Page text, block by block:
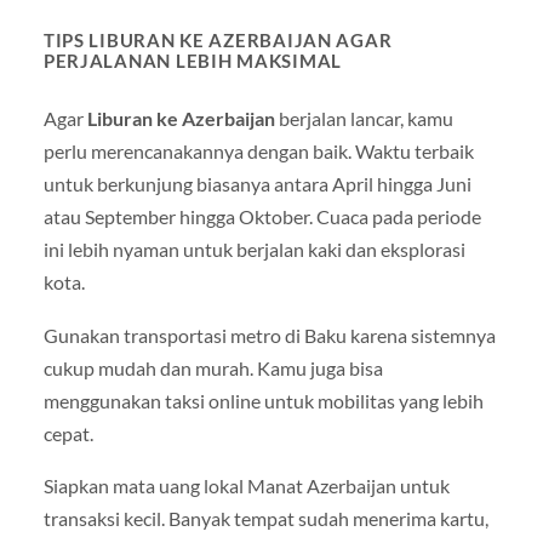
TIPS LIBURAN KE AZERBAIJAN AGAR
PERJALANAN LEBIH MAKSIMAL
Agar Liburan ke Azerbaijanberjalan lancar, kamu
perlu merencanakannya dengan baik. Waktu terbaik
untuk berkunjung biasanya antara April hingga Juni
atau September hingga Oktober. Cuaca pada periode
ini lebih nyaman untuk berjalan kaki dan eksplorasi
kota.
Gunakan transportasi metro di Baku karena sistemnya
cukup mudah dan murah. Kamu juga bisa
menggunakan taksi online untuk mobilitas yang lebih
cepat.
Siapkan mata uang lokal Manat Azerbaijan untuk
transaksi kecil. Banyak tempat sudah menerima kartu,